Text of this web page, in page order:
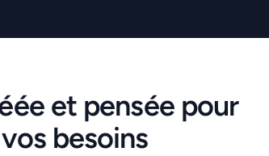
et pensée pour
besoins